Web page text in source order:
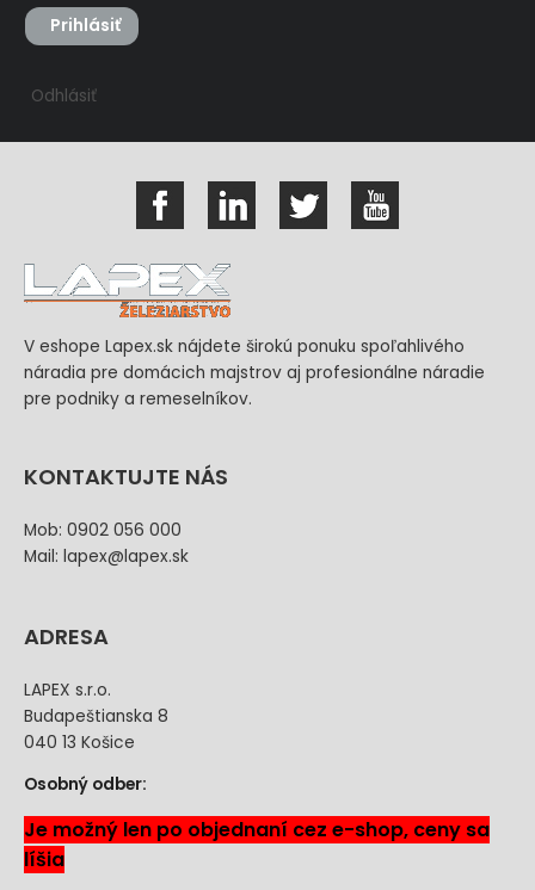
Prihlásiť
Odhlásiť
V eshope Lapex.sk nájdete širokú ponuku spoľahlivého
náradia pre domácich majstrov aj profesionálne náradie
pre podniky a remeselníkov.
KONTAKTUJTE NÁS
Mob: 0902 056 000
Mail: lapex@lapex.sk
ADRESA
LAPEX s.r.o.
Budapeštianska 8
040 13 Košice
Osobný odber:
Je možný len po objednaní cez e-shop, ceny sa
líšia